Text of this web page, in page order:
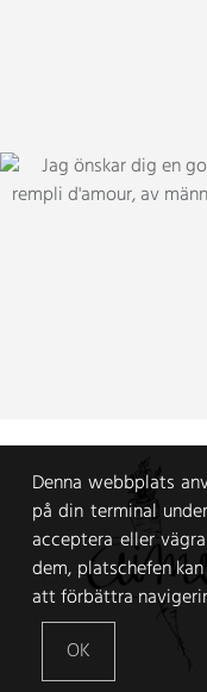
Denna webbplats
på din terminal
acceptera eller
dem, platschefen
att förbättra
OK